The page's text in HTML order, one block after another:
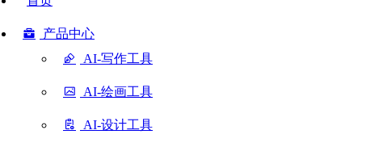
产品中心
AI-写作工具
AI-绘画工具
AI-设计工具